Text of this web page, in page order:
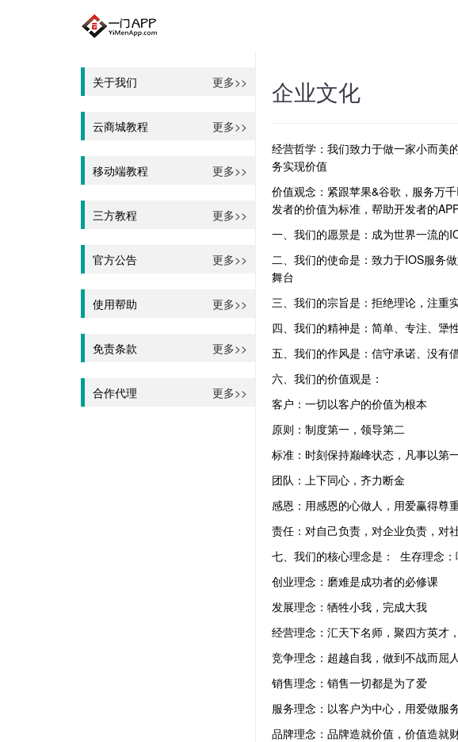
关于我们 更多>>
云商城教程 更多>>
移动端教程 更多>>
三方教程 更多>>
官方公告 更多>>
使用帮助 更多>>
免责条款 更多>>
合作代理 更多>>
企业文化
经营哲学：我们致力于做一家小而美
务实现价值
价值观念：紧跟苹果&谷歌，服务万
发者的价值为标准，帮助开发者的
一、我们的愿景是：成为世界一流的
二、我们的使命是：致力于IOS服务
舞台
三、我们的宗旨是：拒绝理论，注重
四、我们的精神是：简单、专注、犟
五、我们的作风是：信守承诺、没有
六、我们的价值观是：
客户：一切以客户的价值为根本
原则：制度第一，领导第二
标准：时刻保持巅峰状态，凡事以第
团队：上下同心，齐力断金
感恩：用感恩的心做人，用爱赢得尊
责任：对自己负责，对企业负责，对
七、我们的核心理念是： 生存理念
创业理念：磨难是成功者的必修课
发展理念：牺牲小我，完成大我
经营理念：汇天下名师，聚四方英才
竞争理念：超越自我，做到不战而屈
销售理念：销售一切都是为了爱
服务理念：以客户为中心，用爱做服
品牌理念：品牌造就价值，价值造就